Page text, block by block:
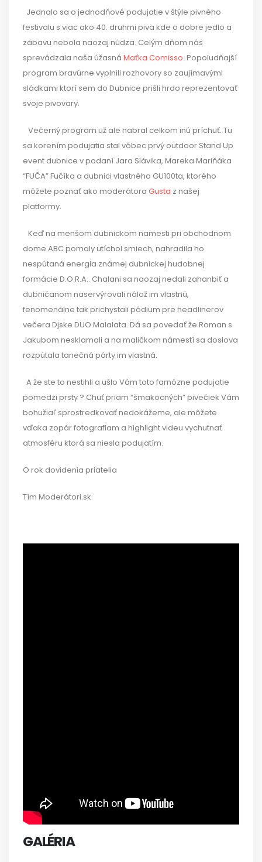
Jednalo sa o jednodňové podujatie v štýle pivného
festivalu s viac ako 40. druhmi piva kde o dobre jedlo a
zábavu nebola naozaj núdza. Celým dňom nás
sprevádzala naša úžasná Maťka Comisso. Popoludňajší
program bravúrne vyplnili rozhovory so zaujímavými
sládkami ktorí sem do Dubnice prišli hrdo reprezentovať
svoje pivovary.
Večerný program už ale nabral celkom inú príchuť. Tu
sa korením podujatia stal vôbec prvý outdoor Stand Up
event dubnice v podaní Jara Slávika, Mareka Mariňáka
“FUČA” Fučíka a dubnici vlastného GU100ta, ktorého
môžete poznať ako moderátora Gusta z našej
platformy.
Keď na menšom dubnickom namesti pri obchodnom
dome ABC pomaly utíchol smiech, nahradila ho
nespútaná energia známej dubnickej hudobnej
formácie D.O.R.A.. Chalani sa naozaj nedali zahanbiť a
dubničanom naservýrovali nálož im vlastnú,
fenomenálne tak prichystali pódium pre headlinerov
večera Djske DUO Malalata. Dá sa povedať že Roman s
Jakubom nesklamali a na maličkom námestí sa doslova
rozpútala tanečná párty im vlastná.
A že ste to nestihli a ušlo Vám toto famózne podujatie
pomedzi prsty ? Chuť priam “šmakocných” pivečiek Vám
bohužiaľ sprostredkovať nedokážeme, ale môžete
vďaka zopár fotografiam a highlight videu vychutnať
atmosféru ktorá sa niesla podujatím.
O rok dovidenia priatelia
Tím Moderátori.sk
GALÉRIA